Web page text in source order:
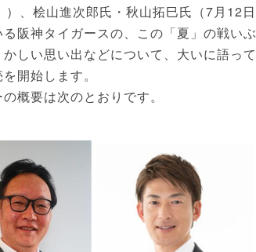
）、桧山進次郎氏・秋山拓巳氏（7月12
阪神タイガースの、この「夏」の戦い
しい思い出などについて、大いに語っ
開始します。
概要は次のとおりです。